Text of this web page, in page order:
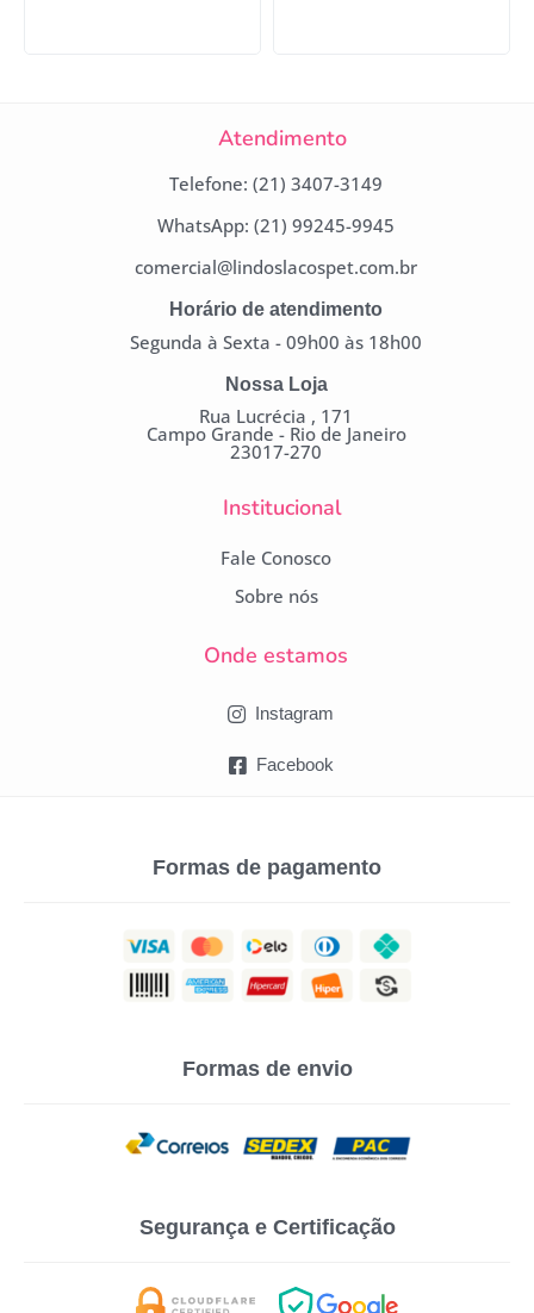
Atendimento
Telefone: (21) 3407-3149
WhatsApp: (21) 99245-9945
comercial@lindoslacospet.com.br
Horário de atendimento
Segunda à Sexta - 09h00 às 18h00
Nossa Loja
Rua Lucrécia , 171
Campo Grande - Rio de Janeiro
23017-270
Institucional
Fale Conosco
Sobre nós
Onde estamos
Instagram
Facebook
Formas de pagamento
Formas de envio
Segurança e Certificação